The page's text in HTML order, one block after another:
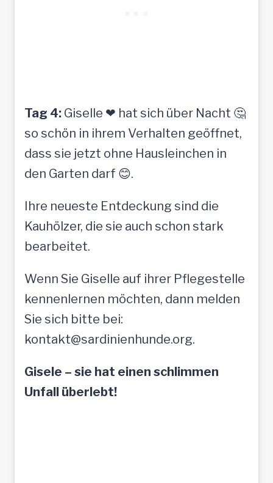
Tag 4: Giselle ❤ hat sich über Nacht 🤔
so schön in ihrem Verhalten geöffnet,
dass sie jetzt ohne Hausleinchen in
den Garten darf 😊.
Ihre neueste Entdeckung sind die
Kauhölzer, die sie auch schon stark
bearbeitet.
Wenn Sie Giselle auf ihrer Pflegestelle
kennenlernen möchten, dann melden
Sie sich bitte bei:
kontakt@sardinienhunde.org.
Gisele – sie hat einen schlimmen
Unfall überlebt!